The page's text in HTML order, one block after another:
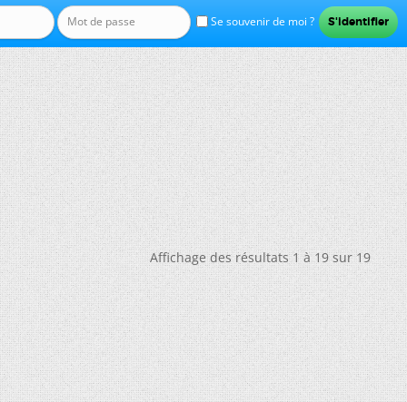
Se souvenir de moi ?
Affichage des résultats 1 à 19 sur 19